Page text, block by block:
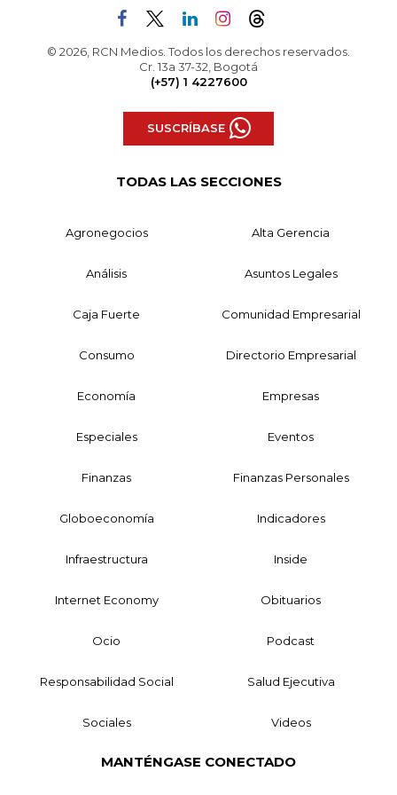
© 2026, RCN Medios. Todos los derechos reservados.
Cr. 13a 37-32, Bogotá
(+57) 1 4227600
SUSCRÍBASE
TODAS LAS SECCIONES
Agronegocios Alta Gerencia
Análisis Asuntos Legales
Caja Fuerte Comunidad Empresarial
Consumo Directorio Empresarial
Economía Empresas
Especiales Eventos
Finanzas Finanzas Personales
Globoeconomía Indicadores
Infraestructura Inside
Internet Economy Obituarios
Ocio Podcast
Responsabilidad Social Salud Ejecutiva
Sociales Videos
MANTÉNGASE CONECTADO